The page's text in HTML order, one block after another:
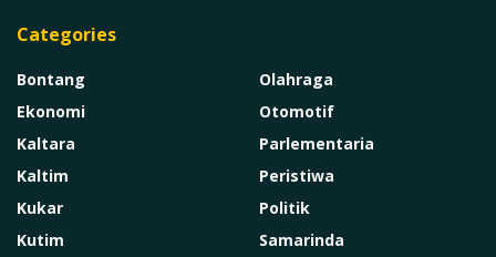
Categories
Bontang
Ekonomi
Kaltara
Kaltim
Kukar
Kutim
Olahraga
Otomotif
Parlementaria
Peristiwa
Politik
Samarinda